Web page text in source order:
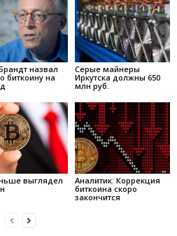
назвал
биткоину на
Серые майнеры
Иркутска должны 650
млн руб.
выглядел
Аналитик: Коррекция
биткоина скоро
закончится